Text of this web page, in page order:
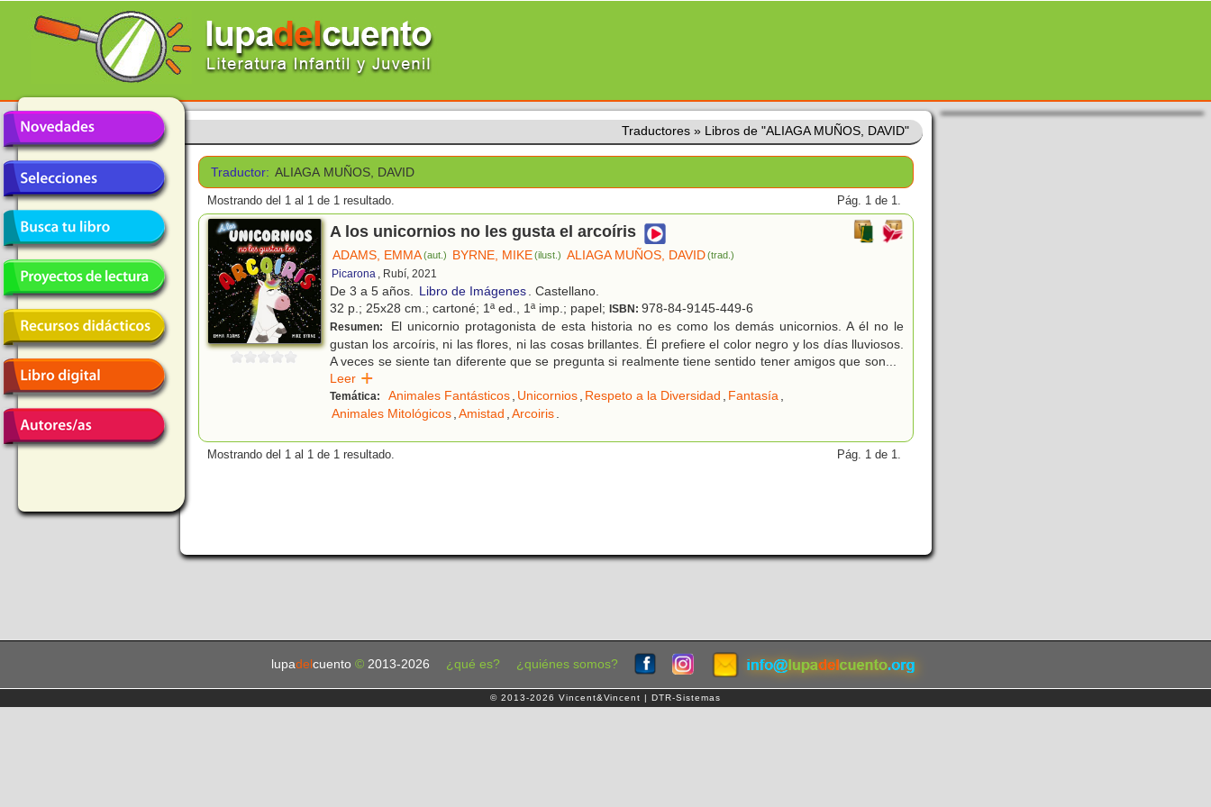
Traductores » Libros de "ALIAGA MUÑOS, DAVID"
Traductor: ALIAGA MUÑOS, DAVID
Mostrando del 1 al 1 de 1 resultado. Pág. 1 de 1.
A los unicornios no les gusta el arcoíris
ADAMS, EMMA(aut.) BYRNE, MIKE(ilust.) ALIAGA MUÑOS, DAVID (trad.)
Picarona , Rubí, 2021
De 3 a 5 años. Libro de Imágenes. Castellano.
32 p.; 25x28 cm.; cartoné; 1ª ed., 1ª imp.; papel; ISBN: 978-84-9145-449-6
Resumen:
El unicornio protagonista de esta historia no es como los demás unicornios. A él no le
gustan los arcoíris, ni las flores, ni las cosas brillantes. Él prefiere el color negro y los días lluviosos.
A veces se siente tan diferente que se pregunta si realmente tiene sentido tener amigos que son...
Leer
Temática: Animales Fantásticos, Unicornios, Respeto a la Diversidad , Fantasía,
Animales Mitológicos,Amistad ,Arcoiris.
Mostrando del 1 al 1 de 1 resultado. Pág. 1 de 1.
lupadel cuento © 2013-2026 ¿qué es? ¿quiénes somos?
© 2013-2026 Vincent&Vincent | DTR-Sistemas